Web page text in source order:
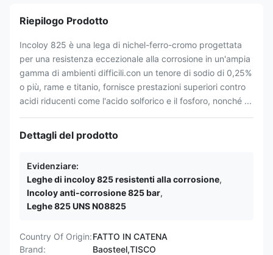
Riepilogo Prodotto
Incoloy 825 è una lega di nichel-ferro-cromo progettata
per una resistenza eccezionale alla corrosione in un'ampia
gamma di ambienti difficili.con un tenore di sodio di 0,25%
o più, rame e titanio, fornisce prestazioni superiori contro
acidi riducenti come l'acido solforico e il fosforo, nonché ...
Dettagli del prodotto
Evidenziare:
Leghe di incoloy 825 resistenti alla corrosione,
Incoloy anti-corrosione 825 bar,
Leghe 825 UNS N08825
Country Of Origin:FATTO IN CATENA
Brand:
Baosteel,TISCO